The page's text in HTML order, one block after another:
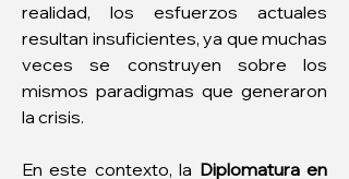
realidad, los esfuerzos actuales
resultan insuficientes, ya que muchas
veces se construyen sobre los
mismos paradigmas que generaron
la crisis.
En este contexto, la Diplomatura en